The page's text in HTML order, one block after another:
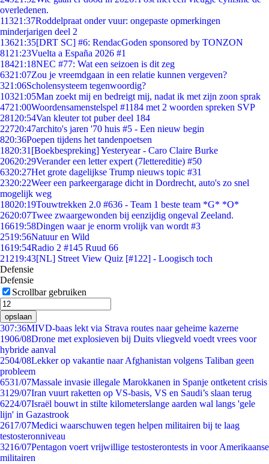
overledenen.
11321:37Roddelpraat onder vuur: ongepaste opmerkingen
minderjarigen deel 2
13621:35[DRT SC] #6: RendacGoden sponsored by TONZON
81 21:23Vuelta a España 2026 #1
18421:18NEC #77: Wat een seizoen is dit zeg
6321:07Zou je vreemdgaan in een relatie kunnen vergeven?
321:06Scholensysteem tegenwoordig?
10321:05Man zoekt mij en bedreigt mij, nadat ik met zijn zoon sprak
4721:00Woordensamenstelspel #1184 met 2 woorden spreken SVP
281 20:54Van kleuter tot puber deel 184
22720:47archito's jaren '70 huis #5 - Een nieuw begin
820:36Poepen tijdens het tandenpoetsen
1820:31 [Boekbespreking] Yesteryear - Caro Claire Burke
20620:29Verander een letter expert (7lettereditie) #50
6320:27Het grote dagelijkse Trump nieuws topic #31
2320:22Weer een parkeergarage dicht in Dordrecht, auto's zo snel
mogelijk weg
18020:19Touwtrekken 2.0 #636 - Team 1 beste team *G* *O*
2620:07Twee zwaargewonden bij eenzijdig ongeval Zeeland.
16619:58Dingen waar je enorm vrolijk van wordt #3
2519:56Natuur en Wild
1619:54Radio 2 #145 Ruud 66
21219:43[NL] Street View Quiz [#122] - Loogisch toch
Defensie
Defensie
Scrollbar gebruiken
opslaan
307:36MIVD-baas lekt via Strava routes naar geheime kazerne
1906/08Drone met explosieven bij Duits vliegveld voedt vrees voor
hybride aanval
2504/08Lekker op vakantie naar Afghanistan volgens Taliban geen
probleem
6531/07Massale invasie illegale Marokkanen in Spanje ontketent crisis
31 29/07Iran vuurt raketten op VS-basis, VS en Saudi’s slaan terug
6224/07Israël bouwt in stilte kilometerslange aarden wal langs 'gele
lijn' in Gazastrook
2617/07Medici waarschuwen tegen helpen militairen bij te laag
testosteronniveau
3216/07Pentagon voert vrijwillige testosterontests in voor Amerikaanse
militairen